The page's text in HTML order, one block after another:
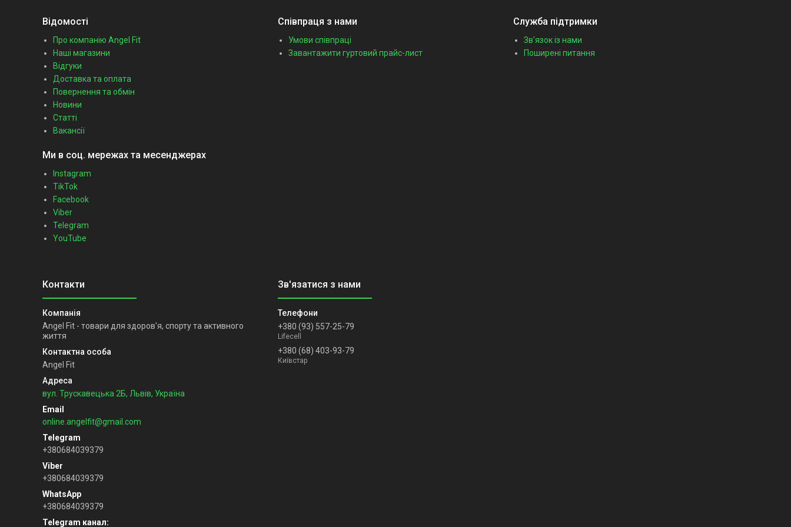
Відомості
Про компанію Angel Fit
Наші магазини
Відгуки
Доставка та оплата
Повернення та обмін
Новини
Статті
Вакансії
Співпраця з нами
Умови співпраці
Завантажити гуртовий прайс-лист
Служба підтримки
Зв'язок із нами
Поширені питання
Ми в соц. мережах та месенджерах
Instagram
TikTok
Facebook
Viber
Telegram
YouTube
Angel Fit - товари для здоров'я, спорту та активного
життя
Angel Fit
вул. Трускавецька 2Б, Львів, Україна
online.angelfit@gmail.com
+380684039379
+380684039379
+380684039379
Telegram канал
+380 (93) 557-25-79
Lifecell
+380 (68) 403-93-79
Київстар